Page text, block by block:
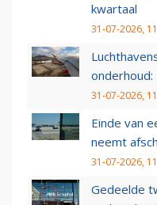
kwartaal
31-07-2026,
onderhoud:
31-07-2026,
Einde van
neemt
31-07-2026,
Gedeelde